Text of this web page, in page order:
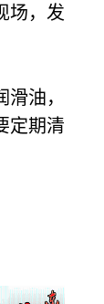
场，发
油，
定期清